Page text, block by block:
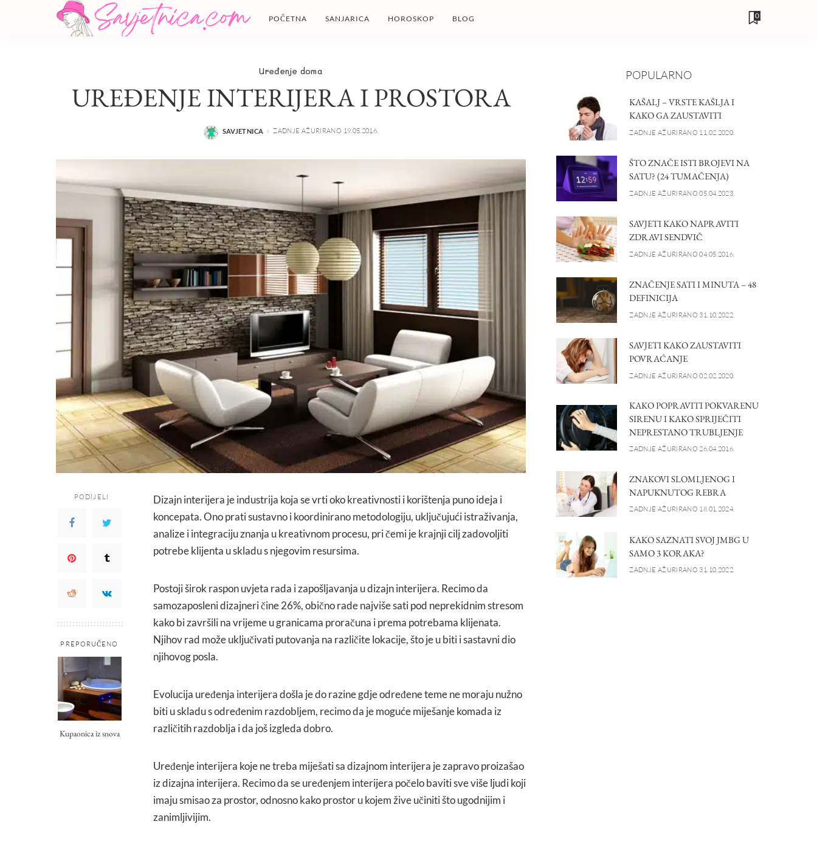
POČETNA SANJARICA HOROSKOP BLOG 0
Uređenje doma
UREĐENJE INTERIJERA I PROSTORA
POSTED
SAVJETNICA ZADNJE AŽURIRANO 19.05.2016.
PODIJELI
PREPORUČENO
Kupaonica iz snova
Dizajn interijera je industrija koja se vrti oko kreativnosti i korištenja puno ideja i
koncepata. Ono prati sustavno i koordinirano metodologiju, uključujući istraživanja,
analize i integraciju znanja u kreativnom procesu, pri čemi je krajnji cilj zadovoljiti
potrebe klijenta u skladu s njegovim resursima.
Postoji širok raspon uvjeta rada i zapošljavanja u dizajn interijera. Recimo da
samozaposleni dizajneri čine 26%, obično rade najviše sati pod neprekidnim stresom
kako bi završili na vrijeme u granicama proračuna i prema potrebama klijenata.
Njihov rad može uključivati putovanja na različite lokacije, što je u biti i sastavni dio
njihovog posla.
Evolucija uređenja interijera došla je do razine gdje određene teme ne moraju nužno
biti u skladu s određenim razdobljem, recimo da je moguće miješanje komada iz
različitih razdoblja i da još izgleda dobro.
Uređenje interijera koje ne treba miješati sa dizajnom interijera je zapravo proizašao
iz dizajna interijera. Recimo da se uređenjem interijera počelo baviti sve više ljudi koji
imaju smisao za prostor, odnosno kako prostor u kojem žive učiniti što ugodnijim i
zanimljivijim.
POPULARNO
KAŠALJ – VRSTE KAŠLJA I
KAKO GA ZAUSTAVITI
ZADNJE AŽURIRANO 11.02.2020.
ŠTO ZNAČE ISTI BROJEVI NA
SATU? (24 TUMAČENJA)
ZADNJE AŽURIRANO 05.04.2023.
SAVJETI KAKO NAPRAVITI
ZDRAVI SENDVIČ
ZADNJE AŽURIRANO 04.05.2016.
ZNAČENJE SATI I MINUTA – 48
DEFINICIJA
ZADNJE AŽURIRANO 31.10.2022.
SAVJETI KAKO ZAUSTAVITI
POVRAĆANJE
ZADNJE AŽURIRANO 02.02.2020.
KAKO POPRAVITI POKVARENU
SIRENU I KAKO SPRIJEČITI
NEPRESTANO TRUBLJENJE
ZADNJE AŽURIRANO 26.04.2016.
ZNAKOVI SLOMLJENOG I
NAPUKNUTOG REBRA
ZADNJE AŽURIRANO 18.01.2024.
KAKO SAZNATI SVOJ JMBG U
SAMO 3 KORAKA?
ZADNJE AŽURIRANO 31.10.2022.